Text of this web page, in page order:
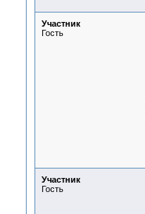
Участник
Гость
Участник
Гость